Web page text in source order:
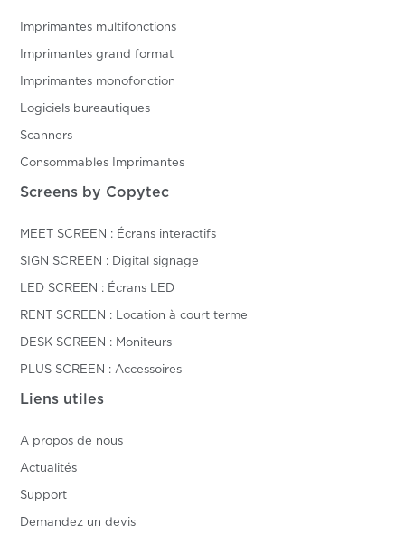
Imprimantes multifonctions
Imprimantes grand format
Imprimantes monofonction
Logiciels bureautiques
Scanners
Consommables Imprimantes
Screens by Copytec
MEET SCREEN : Écrans interactifs
SIGN SCREEN : Digital signage
LED SCREEN : Écrans LED
RENT SCREEN : Location à court terme
DESK SCREEN : Moniteurs
PLUS SCREEN : Accessoires
Liens utiles
A propos de nous
Actualités
Support
Demandez un devis